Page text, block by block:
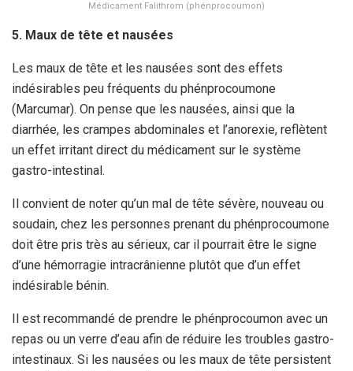
Médicament Falithrom (phénprocoumon)
5. Maux de tête et nausées
Les maux de tête et les nausées sont des effets
indésirables peu fréquents du phénprocoumone
(Marcumar). On pense que les nausées, ainsi que la
diarrhée, les crampes abdominales et l’anorexie, reflètent
un effet irritant direct du médicament sur le système
gastro-intestinal.
Il convient de noter qu’un mal de tête sévère, nouveau ou
soudain, chez les personnes prenant du phénprocoumone
doit être pris très au sérieux, car il pourrait être le signe
d’une hémorragie intracrânienne plutôt que d’un effet
indésirable bénin.
Il est recommandé de prendre le phénprocoumon avec un
repas ou un verre d’eau afin de réduire les troubles gastro-
intestinaux. Si les nausées ou les maux de tête persistent